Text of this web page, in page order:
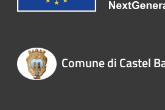
Comune di Castel